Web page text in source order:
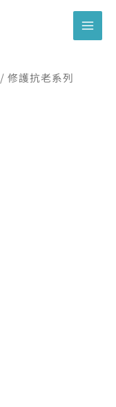
/ 修護抗老系列